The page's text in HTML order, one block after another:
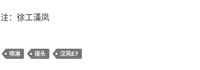
注：徐工漢凤
喷淋 接头 汉风E7